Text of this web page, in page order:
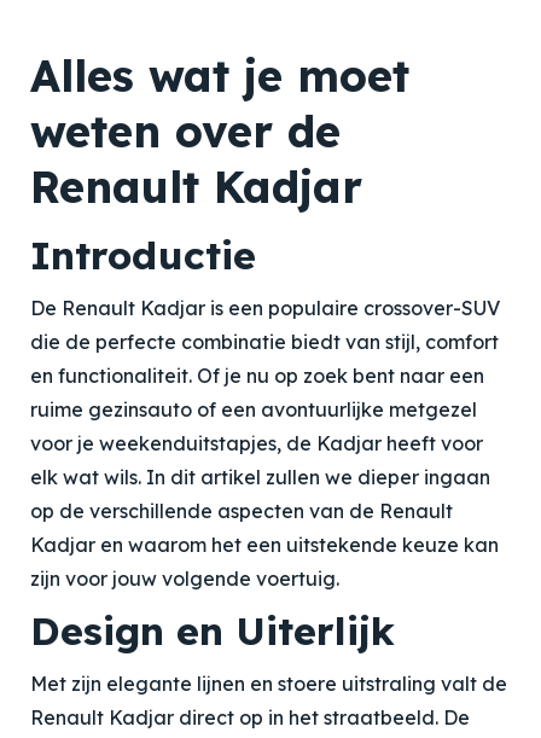
Alles wat je moet
weten over de
Renault Kadjar
Introductie
De Renault Kadjar is een populaire crossover-SUV
die de perfecte combinatie biedt van stijl, comfort
en functionaliteit. Of je nu op zoek bent naar een
ruime gezinsauto of een avontuurlijke metgezel
voor je weekenduitstapjes, de Kadjar heeft voor
elk wat wils. In dit artikel zullen we dieper ingaan
op de verschillende aspecten van de Renault
Kadjar en waarom het een uitstekende keuze kan
zijn voor jouw volgende voertuig.
Design en Uiterlijk
Met zijn elegante lijnen en stoere uitstraling valt de
Renault Kadjar direct op in het straatbeeld. De